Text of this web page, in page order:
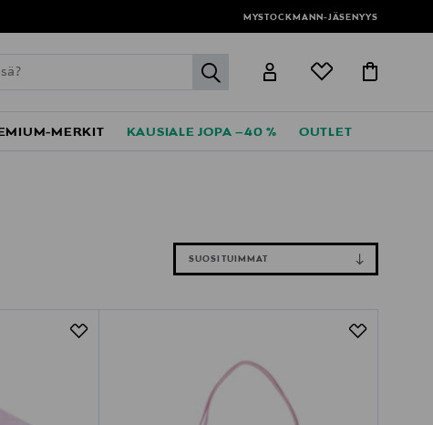
MYSTOCKMANN-JÄSENYYS
label.header.go
MERKIT KAUSIALE JOPA –40 % OUTLET
SUOSITUIMMAT